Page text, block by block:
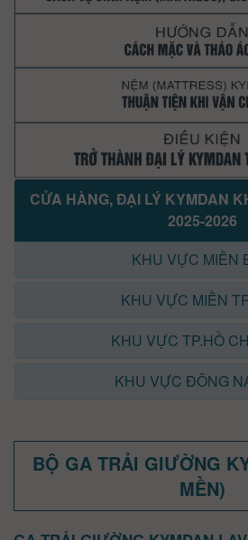
CỬA HÀNG, ĐẠI LÝ KYMDAN
2025-2026
KHU VỰC MIỀN
KHU VỰC MIỀN
KHU VỰC TP.HỒ
KHU VỰC ĐÔNG
BỘ GA TRẢI GIƯỜNG
MỀN)